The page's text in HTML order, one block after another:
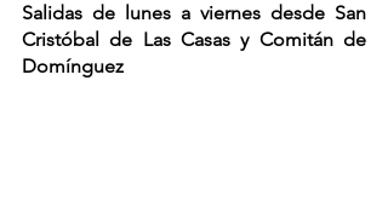
Salidas de lunes a viernes desde San
Cristóbal de Las Casas y Comitán de
Domínguez